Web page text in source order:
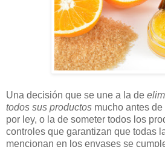
Una decisión que se une a la de
todos sus productos mucho antes
por ley, o la de someter todos los
controles que garantizan que todas
mencionan en los envases se